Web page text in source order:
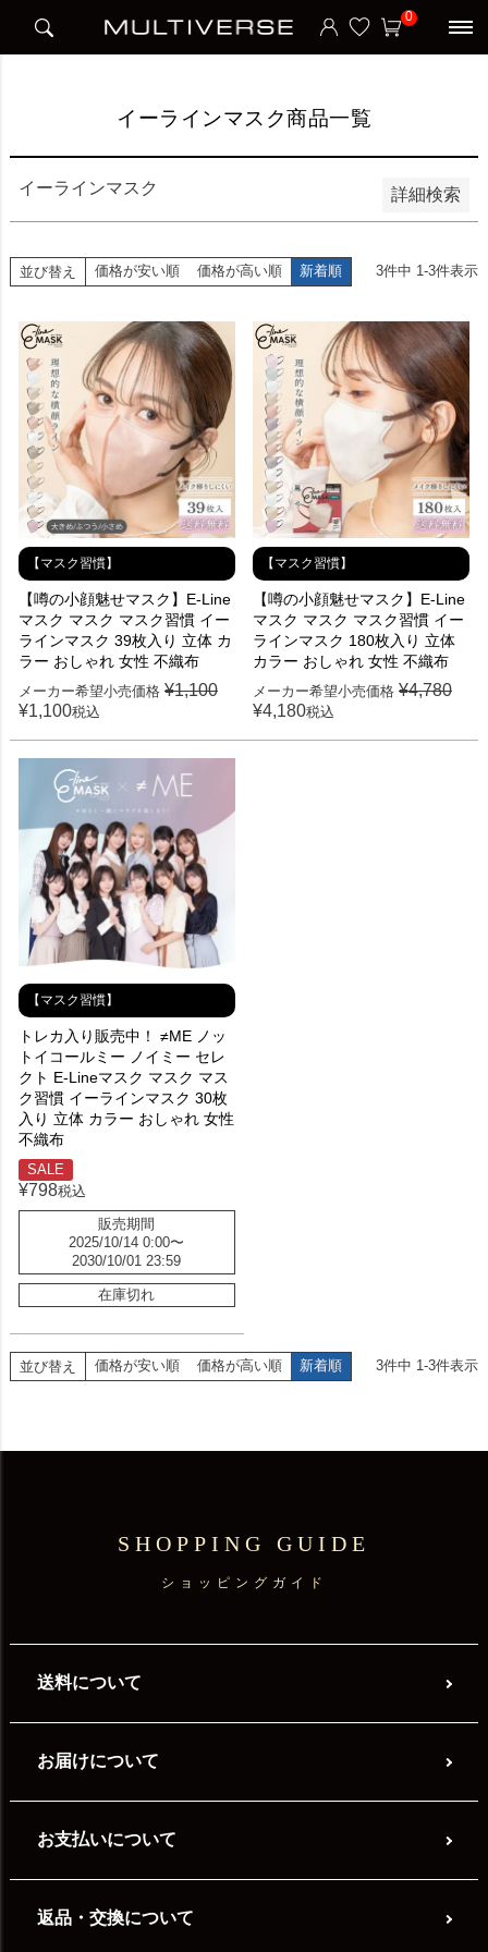
0
イーラインマスク商品一覧
イーラインマスク 詳細検索
並び順
新着順
並び替え 価格が安い順 価格が高い順 新着順 3件中 1-3件表示
【マスク習慣】
【噂の小顔魅せマスク】E-Line
マスク マスク マスク習慣 イー
ラインマスク 39枚入り 立体 カ
ラー おしゃれ 女性 不織布
メーカー希望小売価格 ¥1,100
¥1,100税込
【マスク習慣】
【噂の小顔魅せマスク】E-Line
マスク マスク マスク習慣 イー
ラインマスク 180枚入り 立体
カラー おしゃれ 女性 不織布
メーカー希望小売価格 ¥4,780
¥4,180税込
【マスク習慣】
トレカ入り販売中！ ≠ME ノッ
トイコールミー ノイミー セレ
クト E-Lineマスク マスク マス
ク習慣 イーラインマスク 30枚
入り 立体 カラー おしゃれ 女性
不織布
SALE
¥798税込
販売期間
2025/10/14 0:00〜
2030/10/01 23:59
在庫切れ
並び替え 価格が安い順 価格が高い順 新着順 3件中 1-3件表示
SHOPPING GUIDE
ショッピングガイド
送料について
お届けについて
お支払いについて
返品・交換について